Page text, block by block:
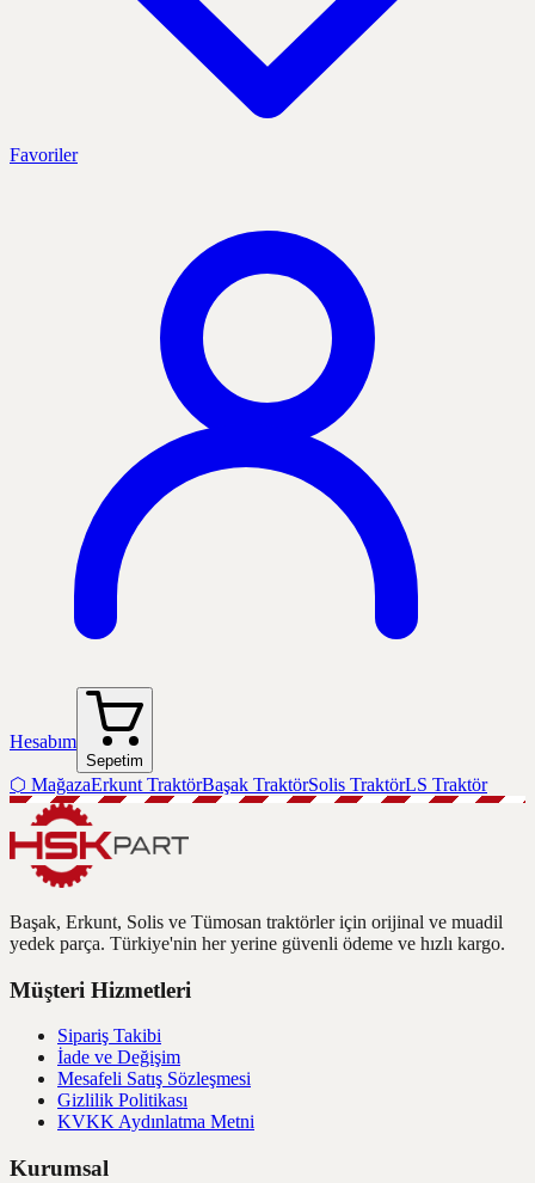
Favoriler
Hesabım
Sepetim
⬡ MağazaErkunt TraktörBaşak TraktörSolis TraktörLS Traktör
Başak, Erkunt, Solis ve Tümosan traktörler için orijinal ve muadil
yedek parça. Türkiye'nin her yerine güvenli ödeme ve hızlı kargo.
Müşteri Hizmetleri
Sipariş Takibi
İade ve Değişim
Mesafeli Satış Sözleşmesi
Gizlilik Politikası
KVKK Aydınlatma Metni
Kurumsal